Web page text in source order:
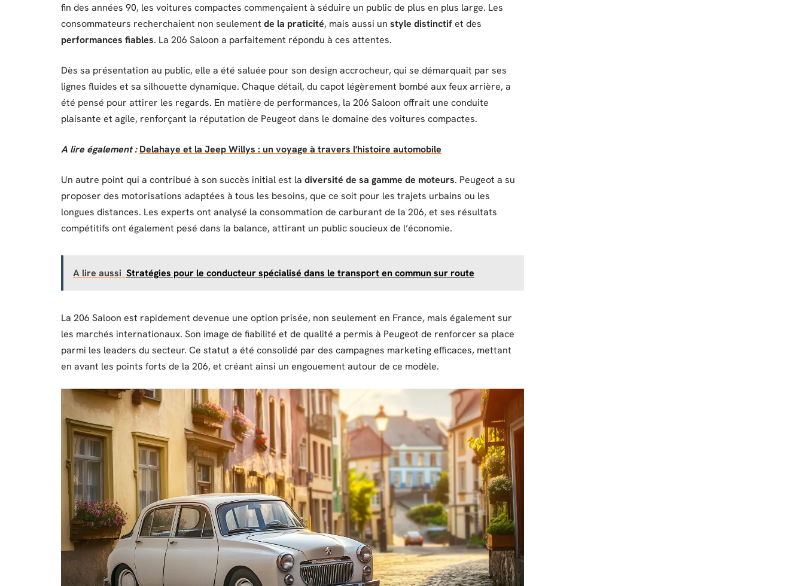
fin des années 90, les voitures compactes commençaient à séduire un public de plus en plus large. Les
consommateurs recherchaient non seulement de la praticité, mais aussi un style distinctifet des
performances fiables. La 206 Saloon a parfaitement répondu à ces attentes.
Dès sa présentation au public, elle a été saluée pour son design accrocheur, qui se démarquait par ses
lignes fluides et sa silhouette dynamique. Chaque détail, du capot légèrement bombé aux feux arrière, a
été pensé pour attirer les regards. En matière de performances, la 206 Saloon offrait une conduite
plaisante et agile, renforçant la réputation de Peugeot dans le domaine des voitures compactes.
A lire également : Delahaye et la Jeep Willys : un voyage à travers l'histoire automobile
Un autre point qui a contribué à son succès initial est la diversité de sa gamme de moteurs. Peugeot a su
proposer des motorisations adaptées à tous les besoins, que ce soit pour les trajets urbains ou les
longues distances. Les experts ont analysé la consommation de carburant de la 206, et ses résultats
compétitifs ont également pesé dans la balance, attirant un public soucieux de l’économie.
A lire aussi Stratégies pour le conducteur spécialisé dans le transport en commun sur route
La 206 Saloon est rapidement devenue une option prisée, non seulement en France, mais également sur
les marchés internationaux. Son image de fiabilité et de qualité a permis à Peugeot de renforcer sa place
parmi les leaders du secteur. Ce statut a été consolidé par des campagnes marketing efficaces, mettant
en avant les points forts de la 206, et créant ainsi un engouement autour de ce modèle.